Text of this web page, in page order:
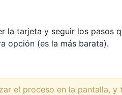
la tarjeta y seguir los
opción (es la más barata).
el proceso en la pantalla,